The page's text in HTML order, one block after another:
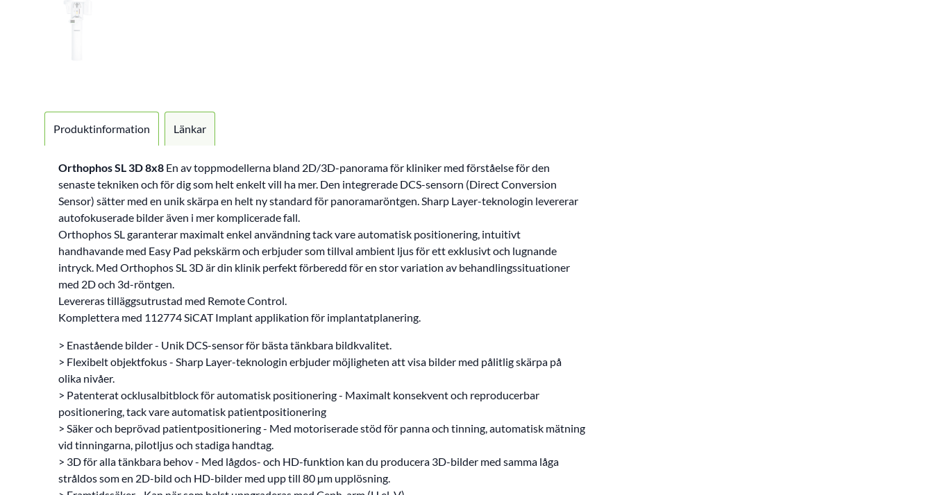
Produktinformation
Orthophos SL 3D 8x8 En av toppmodellerna bland 2D/3D-panorama för kliniker med förståelse för den
senaste tekniken och för dig som helt enkelt vill ha mer. Den integrerade DCS-sensorn (Direct Conversion
Sensor) sätter med en unik skärpa en helt ny standard för panoramaröntgen. Sharp Layer-teknologin levererar
autofokuserade bilder även i mer komplicerade fall.
Orthophos SL garanterar maximalt enkel användning tack vare automatisk positionering, intuitivt
handhavande med Easy Pad pekskärm och erbjuder som tillval ambient ljus för ett exklusivt och lugnande
intryck. Med Orthophos SL 3D är din klinik perfekt förberedd för en stor variation av behandlingssituationer
med 2D och 3d-röntgen.
Levereras tilläggsutrustad med Remote Control.
Komplettera med 112774 SiCAT Implant applikation för implantatplanering.
> Enastående bilder - Unik DCS-sensor för bästa tänkbara bildkvalitet.
> Flexibelt objektfokus - Sharp Layer-teknologin erbjuder möjligheten att visa bilder med pålitlig skärpa på
olika nivåer.
> Patenterat ocklusalbitblock för automatisk positionering - Maximalt konsekvent och reproducerbar
positionering, tack vare automatisk patientpositionering
> Säker och beprövad patientpositionering - Med motoriserade stöd för panna och tinning, automatisk mätning
vid tinningarna, pilotljus och stadiga handtag.
> 3D för alla tänkbara behov - Med lågdos- och HD-funktion kan du producera 3D-bilder med samma låga
stråldos som en 2D-bild och HD-bilder med upp till 80 µm upplösning.
Länkar